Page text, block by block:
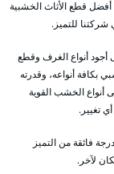
قطع الأثاث الخشبية
للتميز.
أنواع الغرف وقطع
بكافة أنواعه، وقدرته
أنواع الخشب القوية
تغيير.
فائقة من التميز
لآخر.